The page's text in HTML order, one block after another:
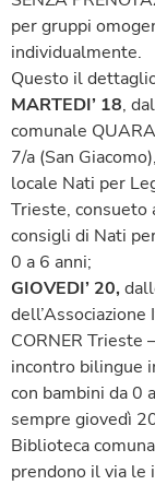
per gruppi
individualmente.
Questo il
MARTEDI’ 18,
comunale
7/a (San
locale Nati per
Trieste, consueto
consigli di Nati
0 a 6 anni;
GIOVEDI’ 20,
CORNER Trieste
incontro bilingue
con bambini da 0
sempre giovedì
Biblioteca
prendono il via le